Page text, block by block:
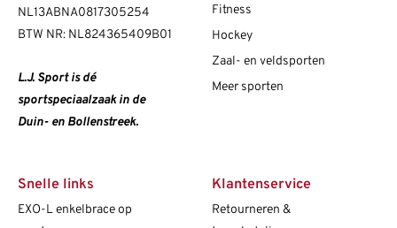
NL13ABNA0817305254
BTW NR: NL824365409B01
L.J. Sport is dé
sportspeciaalzaak in de
Duin- en Bollenstreek.
Fitness
Hockey
Zaal- en veldsporten
Meer sporten
Snelle links
EXO-L enkelbrace op
Klantenservice
Retourneren &